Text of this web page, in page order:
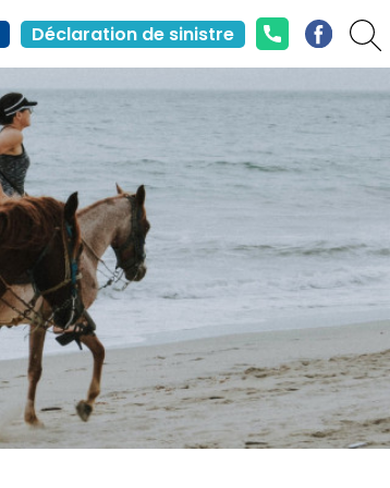
Déclaration de sinistre